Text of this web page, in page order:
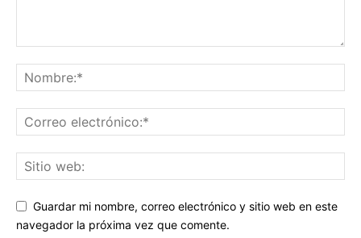
Guardar mi nombre, correo electrónico y sitio web en este
navegador la próxima vez que comente.